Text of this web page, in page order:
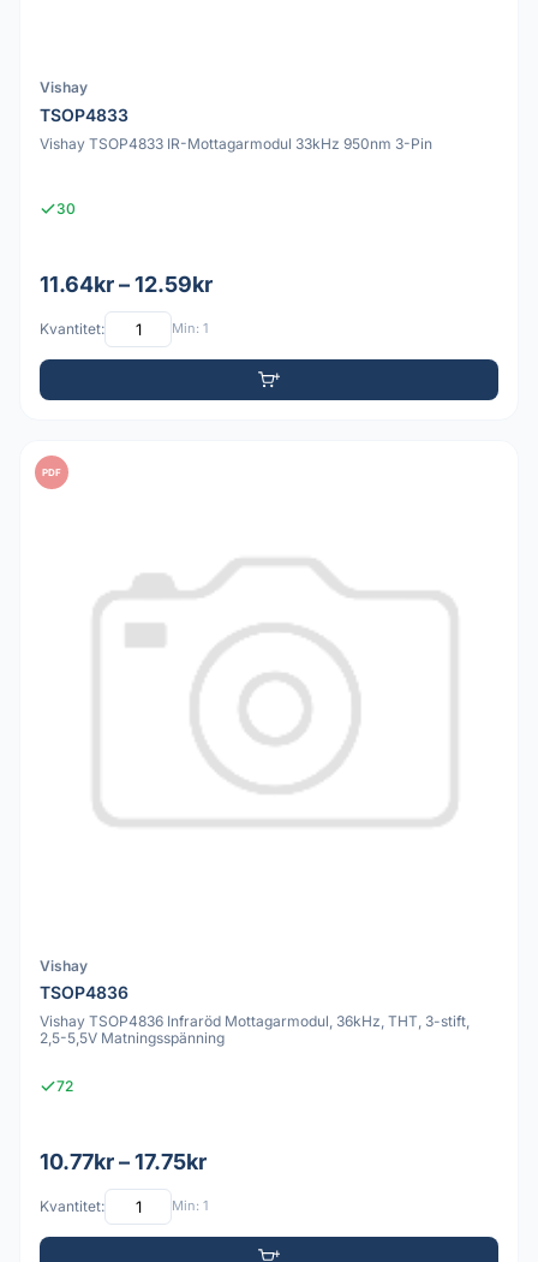
Vishay
TSOP4833
Vishay TSOP4833 IR-Mottagarmodul 33kHz 950nm 3-Pin
30
11.64kr – 12.59kr
Kvantitet: Min: 1
PDF
Vishay
TSOP4836
Vishay TSOP4836 Infraröd Mottagarmodul, 36kHz, THT, 3-stift,
2,5-5,5V Matningsspänning
72
10.77kr – 17.75kr
Kvantitet: Min: 1